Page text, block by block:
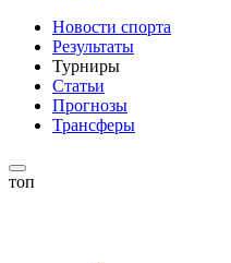
Новости спорта
Результаты
Турниры
Статьи
Прогнозы
Трансферы
топ